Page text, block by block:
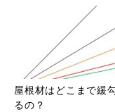
屋根材はどこまで緩
るの？